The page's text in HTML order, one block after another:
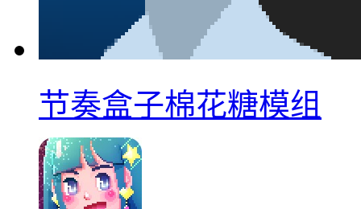
节奏盒子棉花糖模组